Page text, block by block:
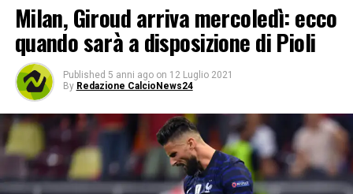
Milan, Giroud arriva mercoledì: ecco
quando sarà a disposizione di Pioli
Published 5 anni ago on 12 Luglio 2021
By Redazione CalcioNews24